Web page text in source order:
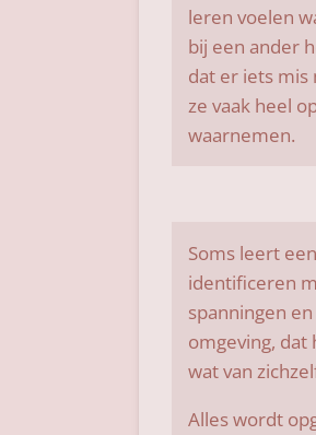
leren voelen
bij een ander
dat er iets mis
ze vaak heel
waarnemen.
Soms leert
identificeren
spanningen
omgeving,
wat van
Alles wordt